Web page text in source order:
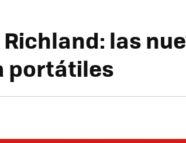
las
portátiles